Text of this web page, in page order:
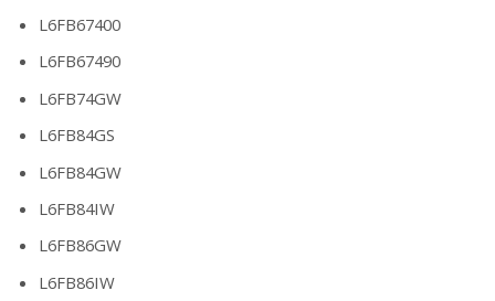
L6FB67400
L6FB67490
L6FB74GW
L6FB84GS
L6FB84GW
L6FB84IW
L6FB86GW
L6FB86IW